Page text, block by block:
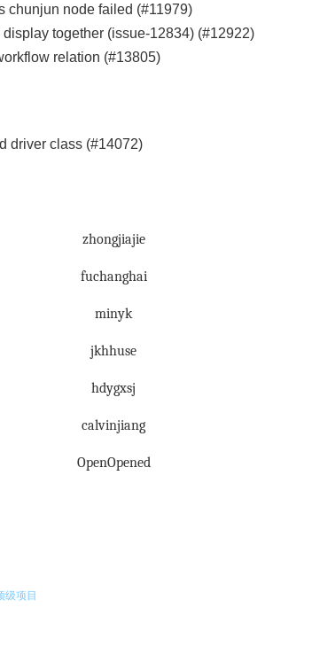
chunjun node failed (#11979)
together (issue-12834) (#12922)
relation (#13805)
driver class (#14072)
zhongjiajie
fuchanghai
minyk
jkhhuse
hdygxsj
calvinjiang
OpenOpened
级项目